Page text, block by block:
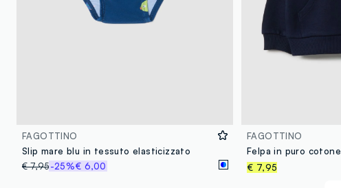
FAGOTTINO
Slip mare blu in tessuto elasticizzato
€ 7,95-25%€ 6,00
FAGOTTINO
€ 7,95